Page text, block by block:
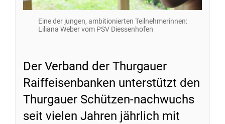
Eine der jungen, ambitionierten Teilnehmerinnen:
Liliana Weber vom PSV Diessenhofen
Der Verband der Thurgauer
Raiffeisenbanken unterstützt den
Thurgauer Schützen-nachwuchs
seit vielen Jahren jährlich mit